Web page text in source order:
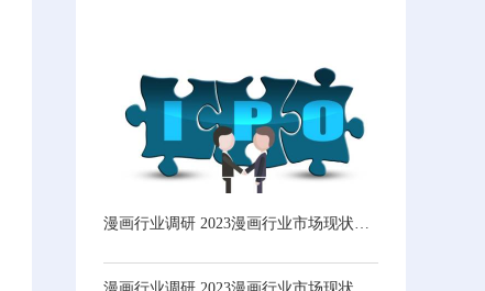
漫画行业调研 2023漫画行业市场现状及未来发展趋势预测分析_全球最新